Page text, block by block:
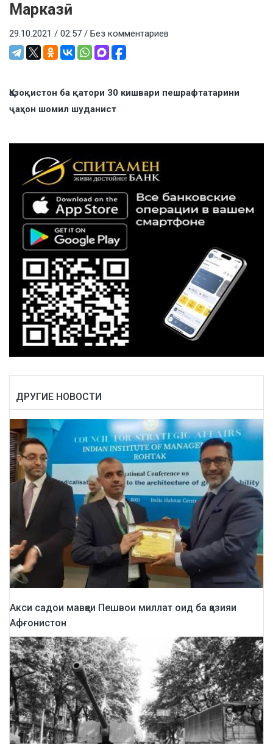
Марказӣ
29.10.2021 / 02:57 / Без комментариев
Қазоқистон ба қатори 30 кишвари пешрафтатарини
ҷаҳон шомил шуданист
ДРУГИЕ НОВОСТИ
Акси садои мавқеи Пешвои миллат оид ба қазияи
Афғонистон